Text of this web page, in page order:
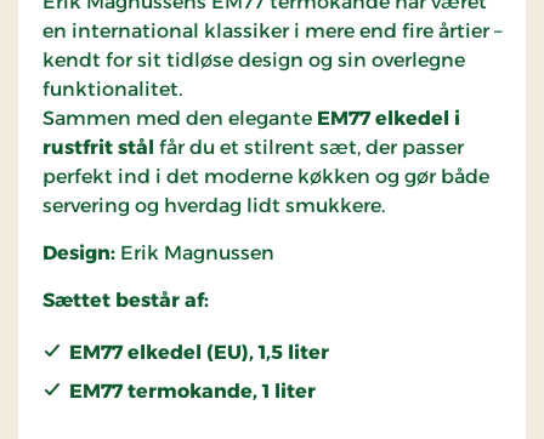
en international klassiker i mere end fire årtier –
kendt for sit tidløse design og sin overlegne
funktionalitet.
Sammen med den elegante EM77 elkedel i
rustfrit stål får du et stilrent sæt, der passer
perfekt ind i det moderne køkken og gør både
servering og hverdag lidt smukkere.
Design: Erik Magnussen
Sættet består af:
EM77 elkedel (EU), 1,5 liter
EM77 termokande, 1 liter